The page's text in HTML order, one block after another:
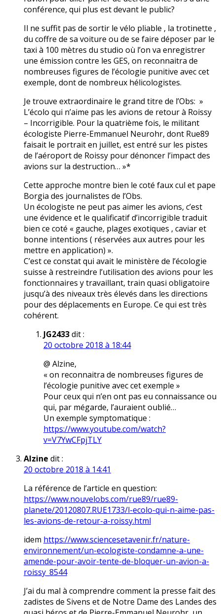
conférence, qui plus est devant le public?
Il ne suffit pas de sortir le vélo pliable , la trotinette ,
du coffre de sa voiture ou de se faire déposer par le
taxi à 100 mètres du studio où l’on va enregistrer
une émission contre les GES, on reconnaitra de
nombreuses figures de l’écologie punitive avec cet
exemple, dont de nombreux hélicologistes.
Je trouve extraordinaire le grand titre de l’Obs: »
L’écolo qui n’aime pas les avions de retour à Roissy
– Incorrigible. Pour la quatrième fois, le militant
écologiste Pierre-Emmanuel Neurohr, dont Rue89
faisait le portrait en juillet, est entré sur les pistes
de l’aéroport de Roissy pour dénoncer l’impact des
avions sur la destruction… »*
Cette approche montre bien le coté faux cul et pape
Borgia des journalistes de l’Obs.
Un écologiste ne peut pas aimer les avions, c’est
une évidence et le qualificatif d’incorrigible traduit
bien ce coté « gauche, plages exotiques , caviar et
bonne intentions ( réservées aux autres pour les
mettre en application) ».
C’est ce constat qui avait le ministère de l’écologie
suisse à restreindre l’utilisation des avions pour les
fonctionnaires y travaillant, train quasi obligatoire
jusqu’à des niveaux très élevés dans les directions
pour des déplacements en Europe. Ce qui est très
cohérent.
JG2433dit :
20 octobre 2018 à 18:44
@ Alzine,
« on reconnaitra de nombreuses figures de
l’écologie punitive avec cet exemple »
Pour ceux qui n’en ont pas eu connaissance ou
qui, par mégarde, l’auraient oublié…
Un exemple symptomatique :
https://www.youtube.com/watch?
v=V7YwCFpjTLY
Alzine dit :
20 octobre 2018 à 14:41
La référence de l’article en question:
https://www.nouvelobs.com/rue89/rue89-
planete/20120807.RUE1733/l-ecolo-qui-n-aime-pas-
les-avions-de-retour-a-roissy.html
idem https://www.sciencesetavenir.fr/nature-
environnement/un-ecologiste-condamne-a-une-
amende-pour-avoir-tente-de-bloquer-un-avion-a-
roissy_8544
J’ai du mal à comprendre comment la presse fait des
zadistes de Sivens et de Notre Dame des Landes des